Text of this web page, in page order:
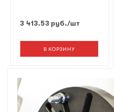
3 413.53 руб./шт
В КОРЗИНУ